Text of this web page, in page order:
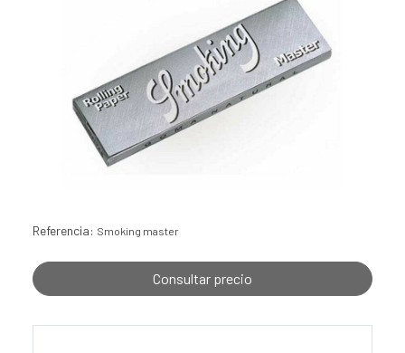
Referencia: Smoking master
Consultar precio